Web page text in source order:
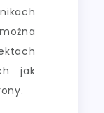
jak